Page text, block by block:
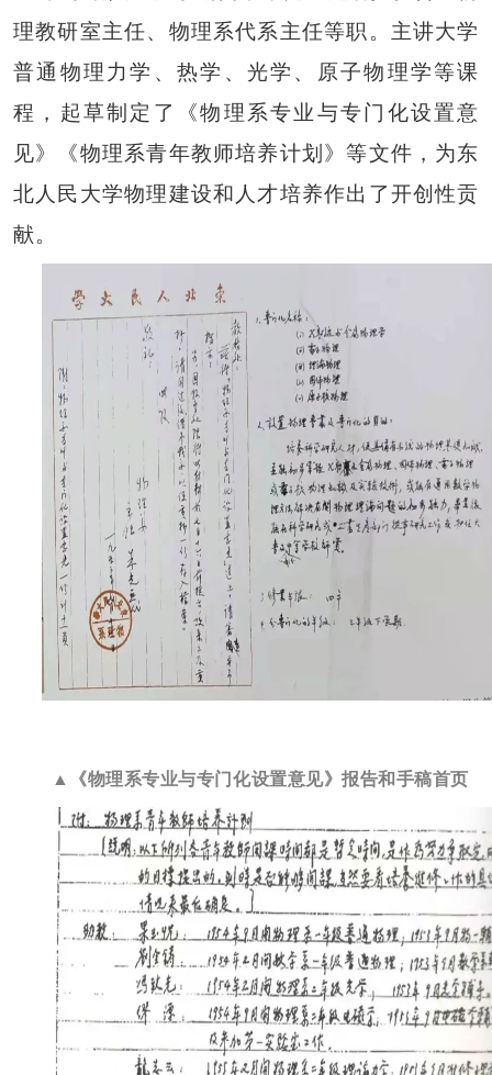
理教研室主任、物理系代系主任等职。主讲大学
普通物理力学、热学、光学、原子物理学等课
程，起草制定了《物理系专业与专门化设置意
见》《物理系青年教师培养计划》等文件，为东
北人民大学物理建设和人才培养作出了开创性贡
献。
▲《物理系专业与专门化设置意见》报告和手稿首页